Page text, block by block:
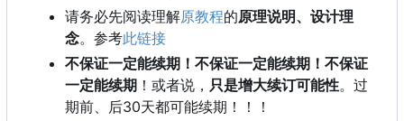
请务必先阅读理解原教程的原理说明、设计理
念。参考此链接
不保证一定能续期！不保证一定能续期！不保证
一定能续期 ！或者说， 只是增大续订可能性。过
期前、后30天都可能续期！！！